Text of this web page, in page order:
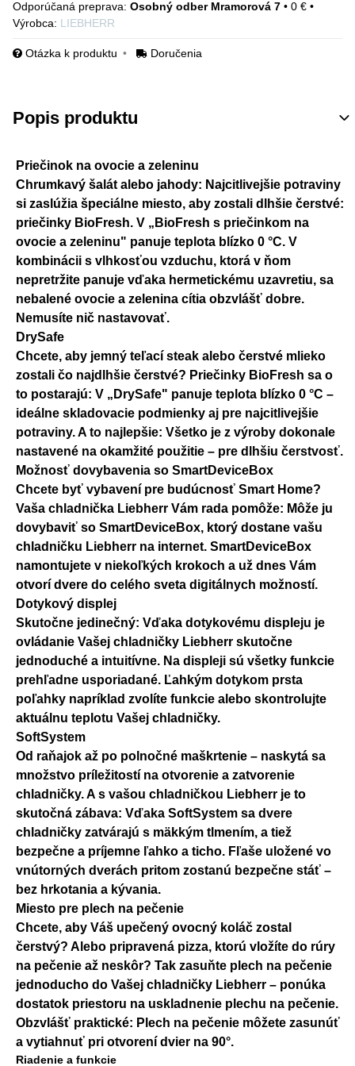
Osobný odber Mramorová 7 • 0 € •
Výrobca: LIEBHERR
Otázka k produktu Doručenia
Popis produktu
Priečinok na ovocie a zeleninu
Chrumkavý šalát alebo jahody: Najcitlivejšie potraviny
si zaslúžia špeciálne miesto, aby zostali dlhšie čerstvé:
priečinky BioFresh. V „BioFresh s priečinkom na
ovocie a zeleninu" panuje teplota blízko 0 °C. V
kombinácii s vlhkosťou vzduchu, ktorá v ňom
nepretržite panuje vďaka hermetickému uzavretiu, sa
nebalené ovocie a zelenina cítia obzvlášť dobre.
Nemusíte nič nastavovať.
DrySafe
Chcete, aby jemný teľací steak alebo čerstvé mlieko
zostali čo najdlhšie čerstvé? Priečinky BioFresh sa o
to postarajú: V „DrySafe" panuje teplota blízko 0 °C –
ideálne skladovacie podmienky aj pre najcitlivejšie
potraviny. A to najlepšie: Všetko je z výroby dokonale
nastavené na okamžité použitie – pre dlhšiu čerstvosť.
Možnosť dovybavenia so SmartDeviceBox
Chcete byť vybavení pre budúcnosť Smart Home?
Vaša chladnička Liebherr Vám rada pomôže: Môže ju
dovybaviť so SmartDeviceBox, ktorý dostane vašu
chladničku Liebherr na internet. SmartDeviceBox
namontujete v niekoľkých krokoch a už dnes Vám
otvorí dvere do celého sveta digitálnych možností.
Dotykový displej
Skutočne jedinečný: Vďaka dotykovému displeju je
ovládanie Vašej chladničky Liebherr skutočne
jednoduché a intuitívne. Na displeji sú všetky funkcie
prehľadne usporiadané. Ľahkým dotykom prsta
poľahky napríklad zvolíte funkcie alebo skontrolujte
aktuálnu teplotu Vašej chladničky.
SoftSystem
Od raňajok až po polnočné maškrtenie – naskytá sa
množstvo príležitostí na otvorenie a zatvorenie
chladničky. A s vašou chladničkou Liebherr je to
skutočná zábava: Vďaka SoftSystem sa dvere
chladničky zatvárajú s mäkkým tlmením, a tiež
bezpečne a príjemne ľahko a ticho. Fľaše uložené vo
vnútorných dverách pritom zostanú bezpečne stáť –
bez hrkotania a kývania.
Miesto pre plech na pečenie
Chcete, aby Váš upečený ovocný koláč zostal
čerstvý? Alebo pripravená pizza, ktorú vložíte do rúry
na pečenie až neskôr? Tak zasuňte plech na pečenie
jednoducho do Vašej chladničky Liebherr – ponúka
dostatok priestoru na uskladnenie plechu na pečenie.
Obzvlášť praktické: Plech na pečenie môžete zasunúť
a vytiahnuť pri otvorení dvier na 90°.
Riadenie a funkcie